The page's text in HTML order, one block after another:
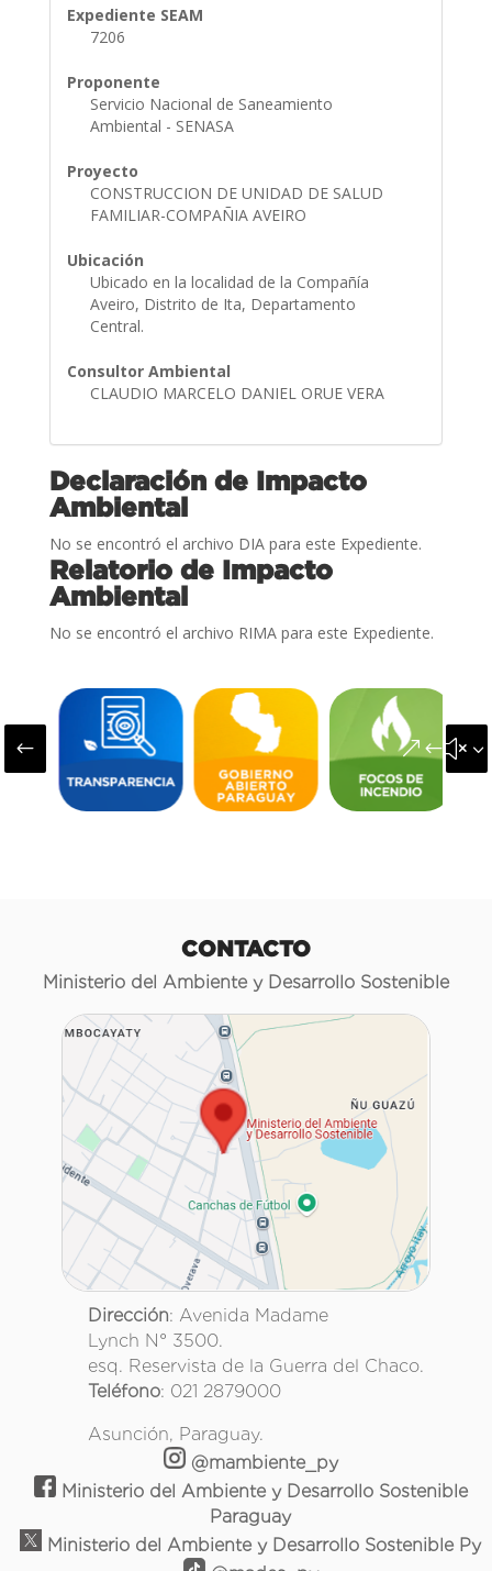
Expediente SEAM
7206
Proponente
Servicio Nacional de Saneamiento
Ambiental - SENASA
Proyecto
CONSTRUCCION DE UNIDAD DE SALUD
FAMILIAR-COMPAÑIA AVEIRO
Ubicación
Ubicado en la localidad de la Compañía
Aveiro, Distrito de Ita, Departamento
Central.
Consultor Ambiental
CLAUDIO MARCELO DANIEL ORUE VERA
Declaración de Impacto
Ambiental
No se encontró el archivo DIA para este Expediente.
Relatorio de Impacto
Ambiental
No se encontró el archivo RIMA para este Expediente.
#
CONTACTO
Ministerio del Ambiente y Desarrollo Sostenible
Dirección: Avenida Madame
Lynch N° 3500.
esq. Reservista de la Guerra del Chaco.
Teléfono: 021 2879000
Asunción, Paraguay.
@mambiente_py
Ministerio del Ambiente y Desarrollo Sostenible
Paraguay
Ministerio del Ambiente y Desarrollo Sostenible Py